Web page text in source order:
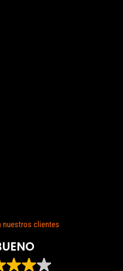
nuestros clientes